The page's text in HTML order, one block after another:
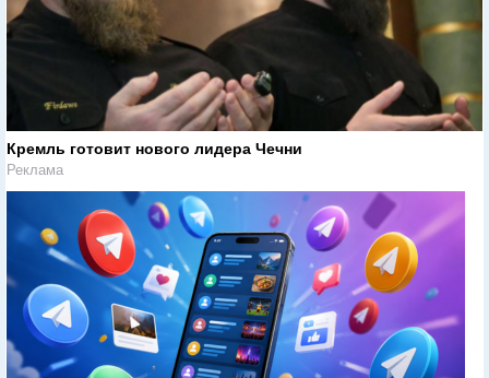
Кремль готовит нового лидера Чечни
Реклама